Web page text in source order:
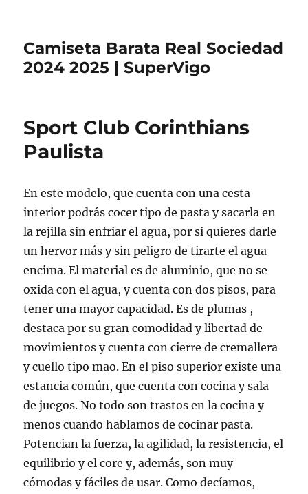
Camiseta Barata Real Sociedad
2024 2025 | SuperVigo
Sport Club Corinthians
Paulista
En este modelo, que cuenta con una cesta
interior podrás cocer tipo de pasta y sacarla en
la rejilla sin enfriar el agua, por si quieres darle
un hervor más y sin peligro de tirarte el agua
encima. El material es de aluminio, que no se
oxida con el agua, y cuenta con dos pisos, para
tener una mayor capacidad. Es de plumas ,
destaca por su gran comodidad y libertad de
movimientos y cuenta con cierre de cremallera
y cuello tipo mao. En el piso superior existe una
estancia común, que cuenta con cocina y sala
de juegos. No todo son trastos en la cocina y
menos cuando hablamos de cocinar pasta.
Potencian la fuerza, la agilidad, la resistencia, el
equilibrio y el core y, además, son muy
cómodas y fáciles de usar. Como decíamos,